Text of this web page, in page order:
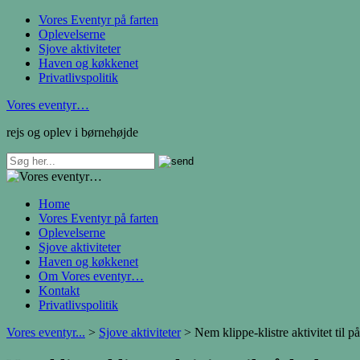
Vores Eventyr på farten
Oplevelserne
Sjove aktiviteter
Haven og køkkenet
Privatlivspolitik
Vores eventyr…
rejs og oplev i børnehøjde
Home
Vores Eventyr på farten
Oplevelserne
Sjove aktiviteter
Haven og køkkenet
Om Vores eventyr…
Kontakt
Privatlivspolitik
Vores eventyr... > Sjove aktiviteter> Nem klippe-klistre aktivitet til